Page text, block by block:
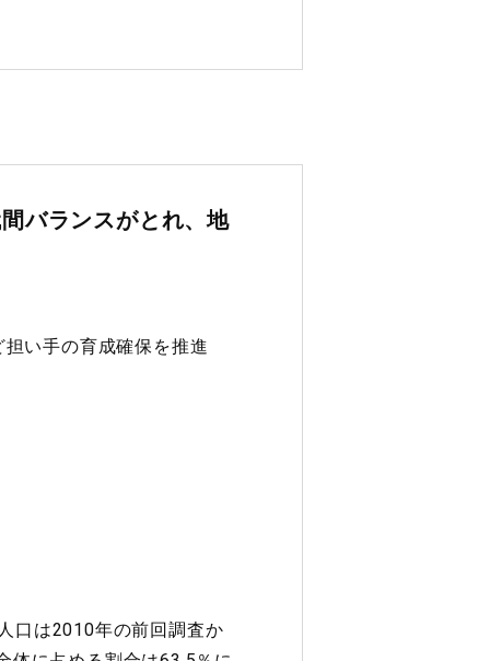
バランスがとれ、地
い手の育成確保を推進
口は2010年の前回調査か